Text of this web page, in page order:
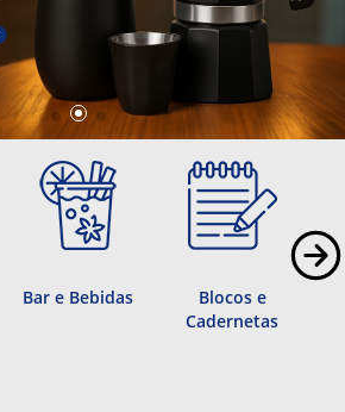
Bar e Bebidas
Blocos e
Cadernetas